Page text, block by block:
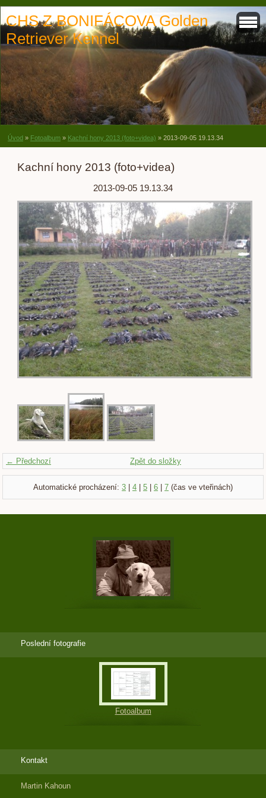
CHS Z BONIFÁCOVA Golden
Retriever Kennel
Úvod » Fotoalbum » Kachní hony 2013 (foto+videa) » 2013-09-05 19.13.34
Kachní hony 2013 (foto+videa)
2013-09-05 19.13.34
← Předchozí Zpět do složky
Automatické procházení: 3 | 4 | 5 | 6 | 7 (čas ve vteřinách)
Poslední fotografie
Fotoalbum
Kontakt
Martin Kahoun